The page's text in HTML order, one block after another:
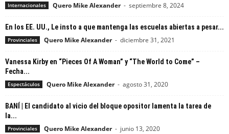
Internacionales Quero Mike Alexander - septiembre 8, 2024
En los EE. UU., Le insto a que mantenga las escuelas abiertas a pesar...
Provinciales Quero Mike Alexander - diciembre 31, 2021
Vanessa Kirby en “Pieces Of A Woman” y “The World to Come” –
Fecha...
Espectáculos Quero Mike Alexander - agosto 31, 2020
BANÍ | El candidato al vicio del bloque opositor lamenta la tarea de
la...
Provinciales Quero Mike Alexander - junio 13, 2020